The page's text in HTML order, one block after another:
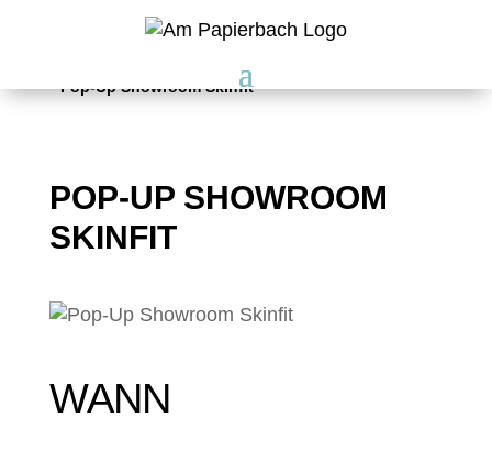
Pop-Up Showroom Skinfit
POP-UP SHOWROOM
SKINFIT
WANN